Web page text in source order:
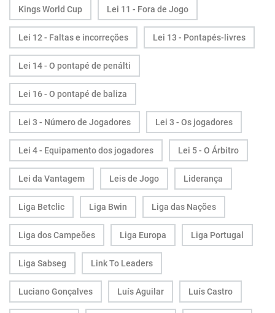
Kings World Cup Lei 11 - Fora de Jogo
Lei 12 - Faltas e incorreções Lei 13 - Pontapés-livres
Lei 14 - O pontapé de penálti
Lei 16 - O pontapé de baliza
Lei 3 - Número de Jogadores Lei 3 - Os jogadores
Lei 4 - Equipamento dos jogadores Lei 5 - O Árbitro
Lei da Vantagem Leis de Jogo Liderança
Liga Betclic Liga Bwin Liga das Nações
Liga dos Campeões Liga Europa Liga Portugal
Liga Sabseg Link To Leaders
Luciano Gonçalves Luís Aguilar Luís Castro